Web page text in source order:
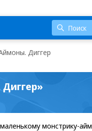
Диггер
монстрику-